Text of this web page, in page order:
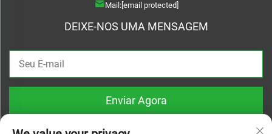
Mail:[email protected]
DEIXE-NOS UMA MENSAGEM
Enviar Agora